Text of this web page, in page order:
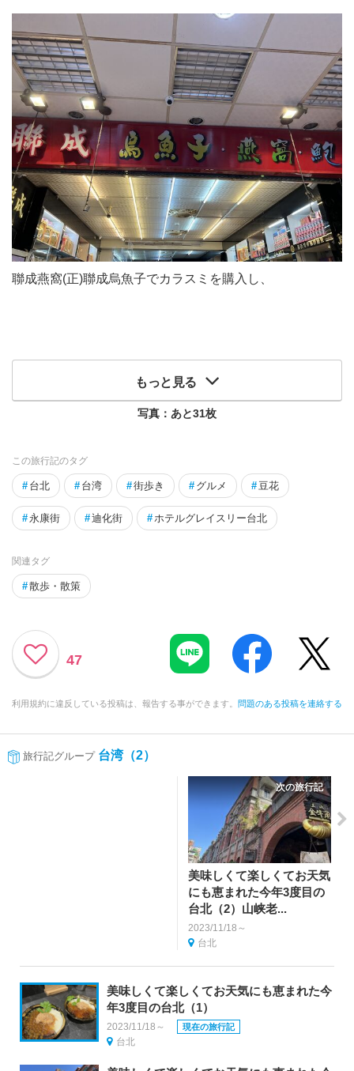
聯成燕窩(正)聯成烏魚子でカラスミを購入し、
もっと見る
写真：あと31枚
この旅行記のタグ
# 台北 # 台湾 #街歩き # グルメ # 豆花
#永康街 #迪化街 # ホテルグレイスリー台北
関連タグ
#散歩・散策
47
利用規約に違反している投稿は、報告する事ができます。 問題のある投稿を連絡する
旅行記グループ 台湾（2）
次の旅行記
美味しくて楽しくてお天気
にも恵まれた今年3度目の
台北（2）山峡老...
2023/11/18～
台北
美味しくて楽しくてお天気にも恵まれた今
年3度目の台北（1）
2023/11/18～ 現在の旅行記
台北